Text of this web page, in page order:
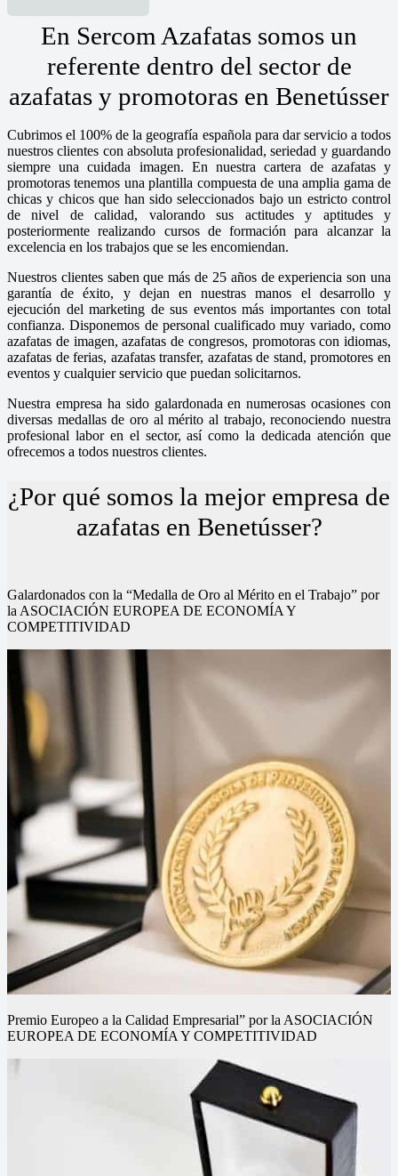
En Sercom Azafatas somos un
referente dentro del sector de
azafatas y promotoras en Benetússer
Cubrimos el 100% de la geografía española para dar servicio a todos
nuestros clientes con absoluta profesionalidad, seriedad y guardando
siempre una cuidada imagen. En nuestra cartera de azafatas y
promotoras tenemos una plantilla compuesta de una amplia gama de
chicas y chicos que han sido seleccionados bajo un estricto control
de nivel de calidad, valorando sus actitudes y aptitudes y
posteriormente realizando cursos de formación para alcanzar la
excelencia en los trabajos que se les encomiendan.
Nuestros clientes saben que más de 25 años de experiencia son una
garantía de éxito, y dejan en nuestras manos el desarrollo y
ejecución del marketing de sus eventos más importantes con total
confianza. Disponemos de personal cualificado muy variado, como
azafatas de imagen, azafatas de congresos, promotoras con idiomas,
azafatas de ferias, azafatas transfer, azafatas de stand, promotores en
eventos y cualquier servicio que puedan solicitarnos.
Nuestra empresa ha sido galardonada en numerosas ocasiones con
diversas medallas de oro al mérito al trabajo, reconociendo nuestra
profesional labor en el sector, así como la dedicada atención que
ofrecemos a todos nuestros clientes.
¿Por qué somos la mejor empresa de
azafatas en Benetússer?
Galardonados con la “Medalla de Oro al Mérito en el Trabajo” por
la ASOCIACIÓN EUROPEA DE ECONOMÍA Y
COMPETITIVIDAD
Premio Europeo a la Calidad Empresarial” por la ASOCIACIÓN
EUROPEA DE ECONOMÍA Y COMPETITIVIDAD